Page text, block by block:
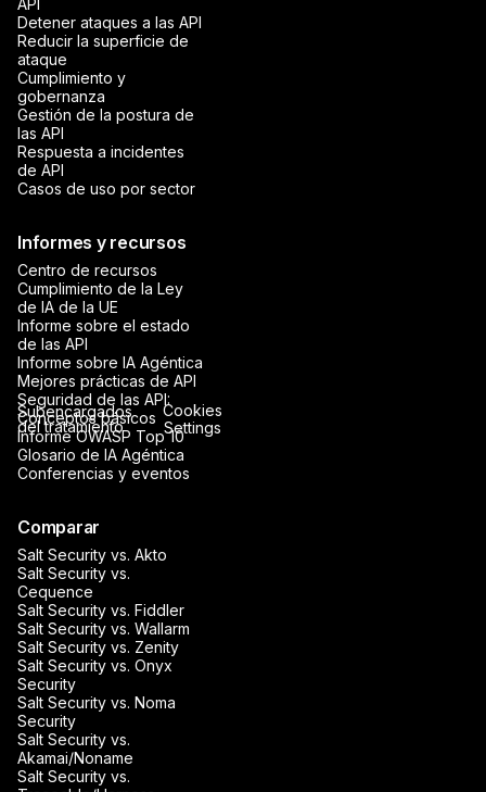
Detener ataques a las API
Reducir la superficie de
ataque
Cumplimiento y
gobernanza
Gestión de la postura de
las API
Respuesta a incidentes
de API
Casos de uso por sector
Informes y recursos
Centro de recursos
Cumplimiento de la Ley
de IA de la UE
Informe sobre el estado
de las API
Informe sobre IA Agéntica
Mejores prácticas de API
Seguridad de las API:
Conceptos básicos
Informe OWASP Top 10
Glosario de IA Agéntica
Conferencias y eventos
Comparar
Salt Security vs. Akto
Salt Security vs.
Cequence
Salt Security vs. Fiddler
Salt Security vs. Wallarm
Salt Security vs. Zenity
Salt Security vs. Onyx
Security
Salt Security vs. Noma
Security
Salt Security vs.
Akamai/Noname
Salt Security vs.
Subencargados
del tratamiento
Cookies
Settings